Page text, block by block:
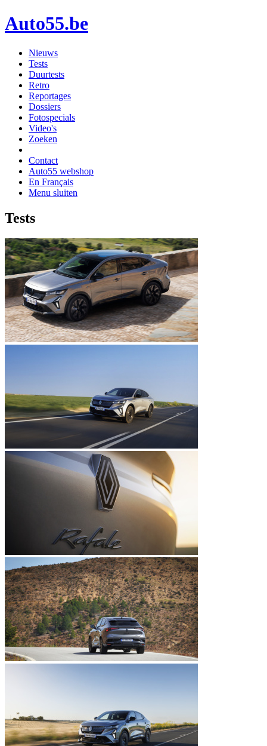
Auto55.be
Nieuws
Tests
Duurtests
Retro
Reportages
Dossiers
Fotospecials
Video's
Zoeken
Contact
Auto55 webshop
En Français
Menu sluiten
Tests